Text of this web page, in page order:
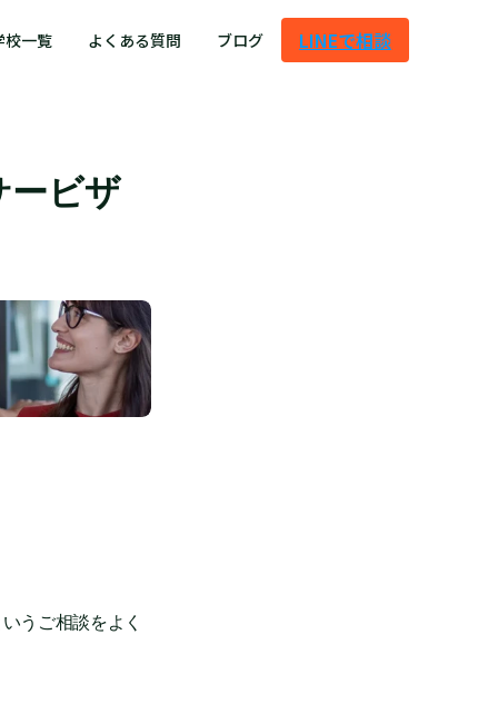
ービザ
いうご相談をよく
校一覧 よくある質問 ブログ LINEで相談